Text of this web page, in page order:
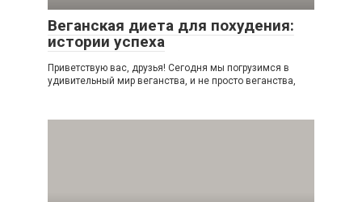
Веганская диета для похудения:
истории успеха
Приветствую вас, друзья! Сегодня мы погрузимся в
удивительный мир веганства, и не просто веганства,